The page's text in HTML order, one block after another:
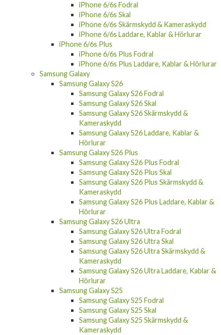
iPhone 6/6s Fodral
iPhone 6/6s Skal
iPhone 6/6s Skärmskydd & Kameraskydd
iPhone 6/6s Laddare, Kablar & Hörlurar
iPhone 6/6s Plus
iPhone 6/6s Plus Fodral
iPhone 6/6s Plus Laddare, Kablar & Hörlurar
Samsung Galaxy
Samsung Galaxy S26
Samsung Galaxy S26 Fodral
Samsung Galaxy S26 Skal
Samsung Galaxy S26 Skärmskydd &
Kameraskydd
Samsung Galaxy S26 Laddare, Kablar &
Hörlurar
Samsung Galaxy S26 Plus
Samsung Galaxy S26 Plus Fodral
Samsung Galaxy S26 Plus Skal
Samsung Galaxy S26 Plus Skärmskydd &
Kameraskydd
Samsung Galaxy S26 Plus Laddare, Kablar &
Hörlurar
Samsung Galaxy S26 Ultra
Samsung Galaxy S26 Ultra Fodral
Samsung Galaxy S26 Ultra Skal
Samsung Galaxy S26 Ultra Skärmskydd &
Kameraskydd
Samsung Galaxy S26 Ultra Laddare, Kablar &
Hörlurar
Samsung Galaxy S25
Samsung Galaxy S25 Fodral
Samsung Galaxy S25 Skal
Samsung Galaxy S25 Skärmskydd &
Kameraskydd